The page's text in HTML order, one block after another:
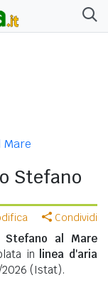
Mare
Stefano
Condividi
Stefano al Mare
in
linea d'aria
2026 (Istat).